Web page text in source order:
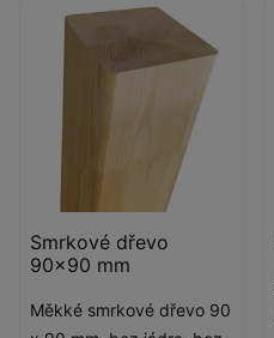
Smrkové dřevo
90x90 mm
Měkké smrkové dřevo 90